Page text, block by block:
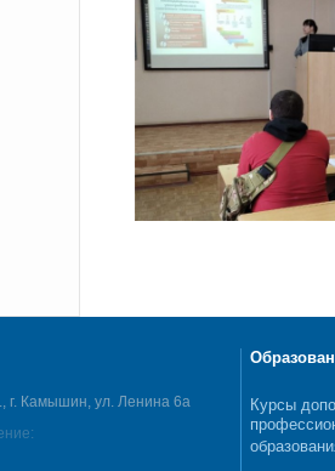
г. Камышин, ул. Ленина 6а
Курсы